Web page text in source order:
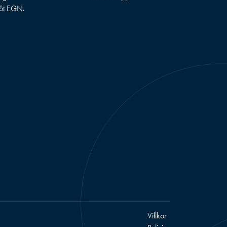
EGN.
Villkor